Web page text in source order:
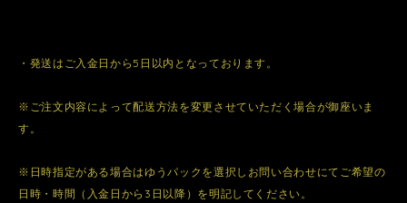
・発送はご入金日から5日以内となっております。
※ご注文内容によって配送方法を変更させていただく場合が御座いま
す。
※日時指定がある場合はゆうパックを選択しお問い合わせにてご希望の
日時・時間（入金日から3日以降）を明記してください。